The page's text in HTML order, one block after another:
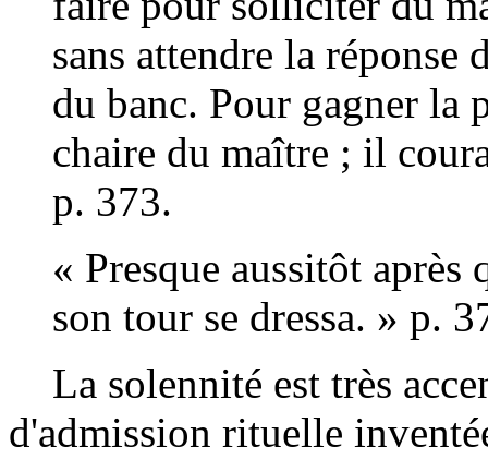
sans attendre la réponse
du banc. Pour gagner la
chaire du maître ; il
p. 373.
« Presque aussitôt
son tour se dressa. » p.
La solennité est très
d'admission rituelle